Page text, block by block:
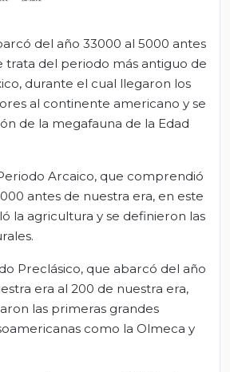
del año 33000 al 5000 antes
trata del periodo más antiguo de
durante el cual llegaron los
al continente americano y se
de la megafauna de la Edad
Arcaico, que comprendió
antes de nuestra era, en este
la agricultura y se definieron las
Preclásico, que abarcó del año
era al 200 de nuestra era,
las primeras grandes
como la Olmeca y